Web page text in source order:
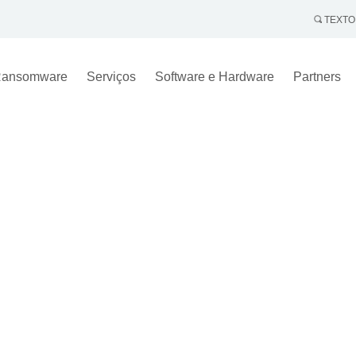
Serviços Software e Hardware Partners